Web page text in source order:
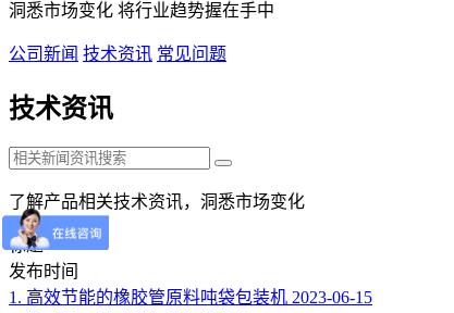
洞悉市场变化 将行业趋势握在手中
公司新闻 技术资讯 常见问题
技术资讯
了解产品相关技术资讯，洞悉市场变化
标题
发布时间
1. 高效节能的橡胶管原料吨袋包装机 2023-06-15